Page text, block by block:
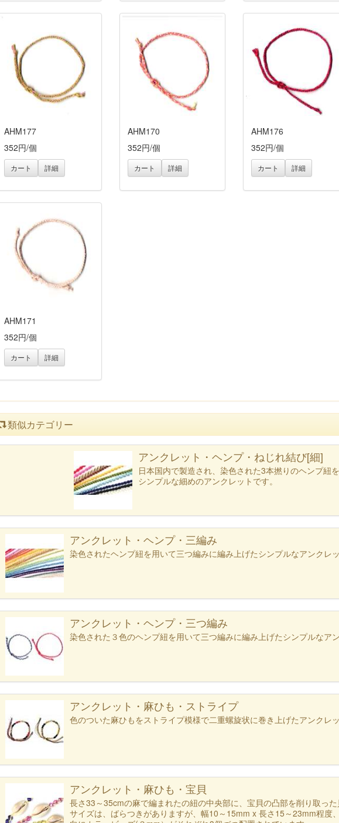
AHM177
352円/個
カート 詳細
AHM170
352円/個
カート 詳細
AHM176
352円/個
カート 詳細
AHM171
352円/個
カート 詳細
類似カテゴリー
アンクレット・ヘンプ・ねじれ結び[細]
日本国内で製造され、染色された3本撚りのヘンプ紐
シンプルな細めのアンクレットです。
アンクレット・ヘンプ・三編み
染色されたヘンプ紐を用いて三つ編みに編み上げたシンプルなアンクレッ
アンクレット・ヘンプ・三つ編み
染色された３色のヘンプ紐を用いて三つ編みに編み上げたシンプルなアン
アンクレット・麻ひも・ストライプ
色のついた麻ひもをストライプ模様で二重螺旋状に巻き上げたアンクレッ
アンクレット・麻ひも・宝貝
長さ33～35cmの麻で編まれたの紐の中央部に、宝貝の凸部を削り取っ
サイズは、ばらつきがありますが、幅10～15mm x 長さ15～23mm程度